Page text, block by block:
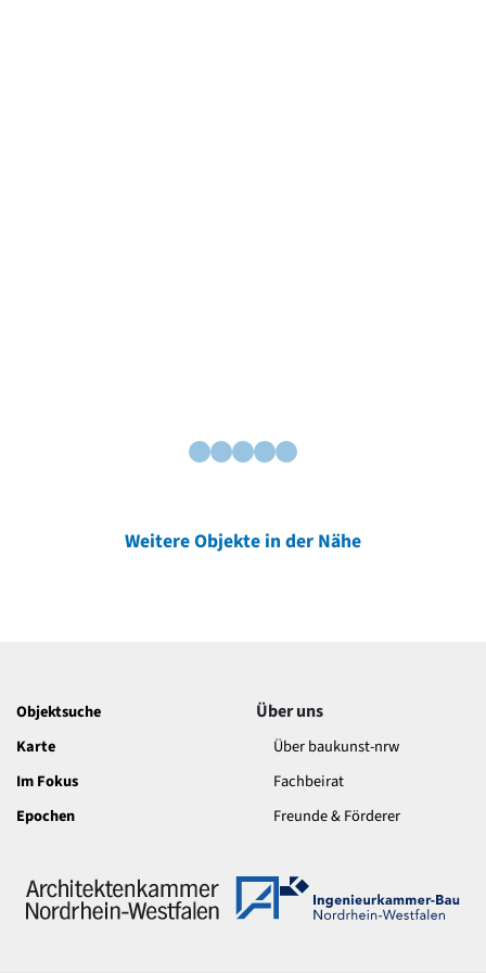
Weitere Objekte in der Nähe
Objektsuche
Karte
Im Fokus
Epochen
Über uns
Über baukunst-nrw
Fachbeirat
Freunde & Förderer